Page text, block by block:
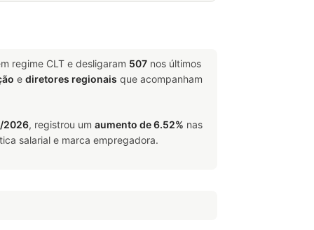
regime CLT e desligaram 507 nos últimos
e diretores regionais que acompanham
2026, registrou um aumento de 6.52% nas
salarial e marca empregadora.